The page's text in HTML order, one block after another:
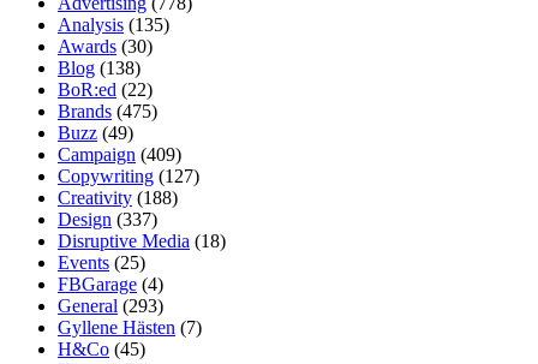
Analysis (135)
Awards (30)
Blog (138)
BoR:ed (22)
Brands (475)
Buzz (49)
Campaign (409)
Copywriting (127)
Creativity (188)
Design (337)
Disruptive Media (18)
Events (25)
FBGarage (4)
General (293)
Gyllene Hästen (7)
H&Co (45)